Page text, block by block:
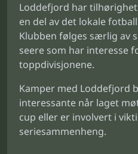
Loddefjord har
en del av det lokale
Klubben følges særlig av
seere som har interesse
toppdivisjonene.
Kamper med Loddefjord
interessante når laget
cup eller er involvert i
seriesammenheng.